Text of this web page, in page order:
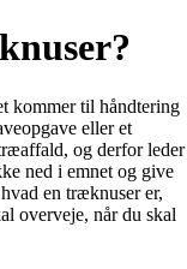
kommer til håndtering
eller et
og derfor leder
ned i emnet og give
en træknuser er,
overveje, når du skal